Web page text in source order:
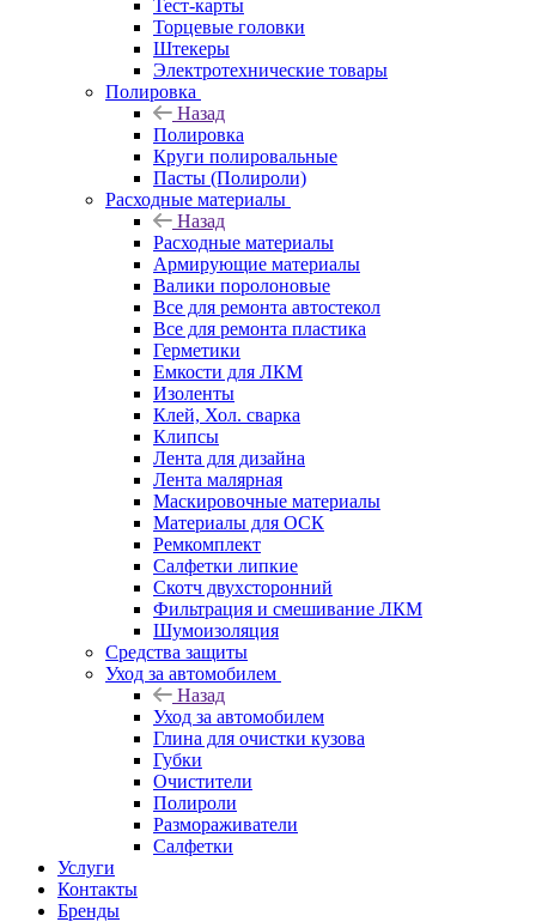
Тест-карты
Торцевые головки
Штекеры
Электротехнические товары
Полировка
Назад
Полировка
Круги полировальные
Пасты (Полироли)
Расходные материалы
Назад
Расходные материалы
Армирующие материалы
Валики поролоновые
Все для ремонта автостекол
Все для ремонта пластика
Герметики
Емкости для ЛКМ
Изоленты
Клей, Хол. сварка
Клипсы
Лента для дизайна
Лента малярная
Маскировочные материалы
Материалы для ОСК
Ремкомплект
Салфетки липкие
Скотч двухсторонний
Фильтрация и смешивание ЛКМ
Шумоизоляция
Средства защиты
Уход за автомобилем
Назад
Уход за автомобилем
Глина для очистки кузова
Губки
Очистители
Полироли
Размораживатели
Салфетки
Услуги
Контакты
Бренды